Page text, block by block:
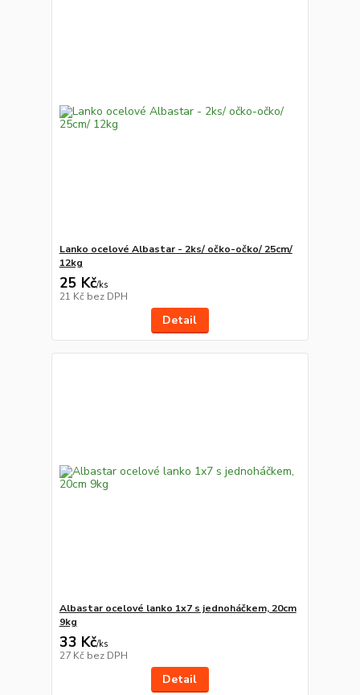
Lanko ocelové Albastar - 2ks/ očko-očko/ 25cm/
12kg
25 Kč/ks
21 Kč bez DPH
Detail
Albastar ocelové lanko 1x7 s jednoháčkem, 20cm
9kg
33 Kč/ks
27 Kč bez DPH
Detail